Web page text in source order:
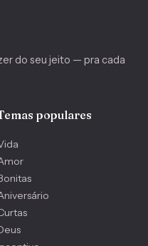
do seu jeito — pra cada
populares